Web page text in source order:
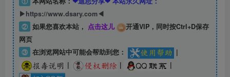
▶https://www.dsary.com◀
② 如果您喜欢本站， 点击这儿
开通VIP，同时按Ctrl+D保存
网页
③ 在浏览网站中可能会帮助到您：
|
|
| |